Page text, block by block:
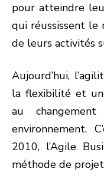
pour atteindre
qui réussissent le
de leurs activités
Aujourd’hui,
la flexibilité et
au
environnement.
2010, l’Agile
méthode de